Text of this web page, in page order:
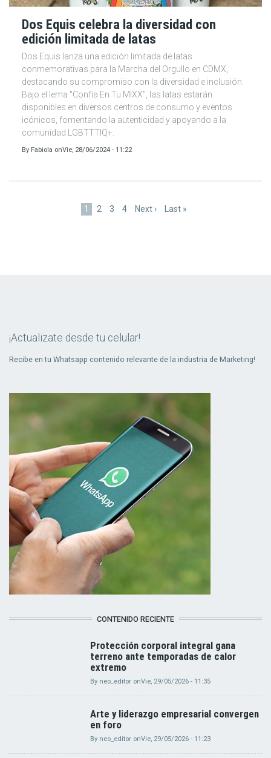
Dos Equis celebra la diversidad con
edición limitada de latas
Dos Equis lanza una edición limitada de latas
conmemorativas para la Marcha del Orgullo en CDMX,
destacando su compromiso con la diversidad e inclusión.
Bajo el lema "Confía En Tu MIXX", las latas estarán
disponibles en diversos centros de consumo y eventos
icónicos, fomentando la autenticidad y apoyando a la
comunidad LGBTTTIQ+.
By Fabiola onVie, 28/06/2024 - 11:22
Página
1 Page
2 Page
3 Page
4
Siguiente
Next ›
Última
Last »
¡Actualizate desde tu celular!
Recibe en tu Whatsapp contenido relevante de la industria de Marketing!
CONTENIDO RECIENTE
Protección corporal integral gana
terreno ante temporadas de calor
extremo
By neo_editor onVie, 29/05/2026 - 11:35
Arte y liderazgo empresarial convergen
en foro
By neo_editor onVie, 29/05/2026 - 11:23